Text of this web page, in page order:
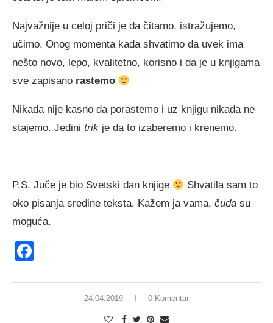
Najvažnije u celoj priči je da čitamo, istražujemo,
učimo. Onog momenta kada shvatimo da uvek ima
nešto novo, lepo, kvalitetno, korisno i da je u knjigama
sve zapisano rastemo
Nikada nije kasno da porastemo i uz knjigu nikada ne
stajemo. Jedini trik je da to izaberemo i krenemo.
P.S. Juče je bio Svetski dan knjige
Shvatila sam to
oko pisanja sredine teksta. Kažem ja vama, čuda su
moguća.
24.04.2019 0 Komentar